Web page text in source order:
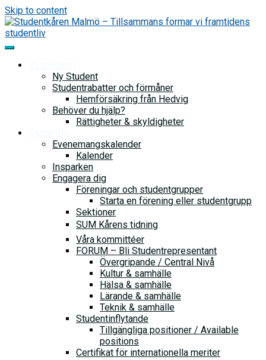
Skip to content
Ny Student
Studentrabatter och förmåner
Hemförsäkring från Hedvig
Behöver du hjälp?
Rättigheter & skyldigheter
Evenemangskalender
Kalender
Insparken
Engagera dig
Föreningar och studentgrupper
Starta en förening eller studentgrupp
Sektioner
SUM Kårens tidning
Våra kommittéer
FORUM – Bli Studentrepresentant
Övergripande / Central Nivå
Kultur & samhälle
Hälsa & samhälle
Lärande & samhälle
Teknik & samhälle
Studentinflytande
Tillgängliga positioner / Available
positions
Certifikat för internationella meriter